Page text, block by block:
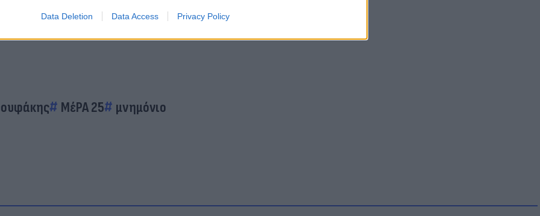
Data Deletion Data Access Privacy Policy
ΜέΡΑ 25 μνημόνιο